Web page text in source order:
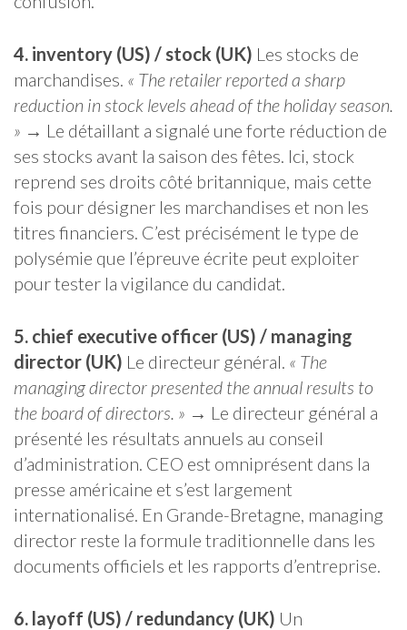
4. inventory (US) / stock (UK) Les stocks de
marchandises. « The retailer reported a sharp
reduction in stock levels ahead of the holiday season.
» → Le détaillant a signalé une forte réduction de
ses stocks avant la saison des fêtes. Ici, stock
reprend ses droits côté britannique, mais cette
fois pour désigner les marchandises et non les
titres financiers. C’est précisément le type de
polysémie que l’épreuve écrite peut exploiter
pour tester la vigilance du candidat.
5. chief executive officer (US) / managing
director (UK) Le directeur général. « The
managing director presented the annual results to
the board of directors. » → Le directeur général a
présenté les résultats annuels au conseil
d’administration. CEO est omniprésent dans la
presse américaine et s’est largement
internationalisé. En Grande-Bretagne, managing
director reste la formule traditionnelle dans les
documents officiels et les rapports d’entreprise.
6. layoff (US) / redundancy (UK) Un